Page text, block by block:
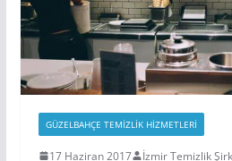
GÜZELBAHÇE TEMIZLIK HIZMETLERI
17 Haziran 2017 İzmir Temizlik